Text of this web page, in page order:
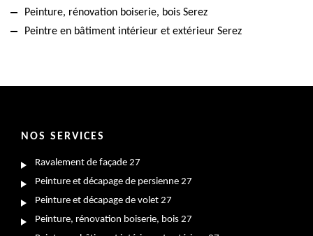
Peinture, rénovation boiserie, bois Serez
Peintre en bâtiment intérieur et extérieur Serez
NOS SERVICES
Ravalement de façade 27
Peinture et décapage de persienne 27
Peinture et décapage de volet 27
Peinture, rénovation boiserie, bois 27